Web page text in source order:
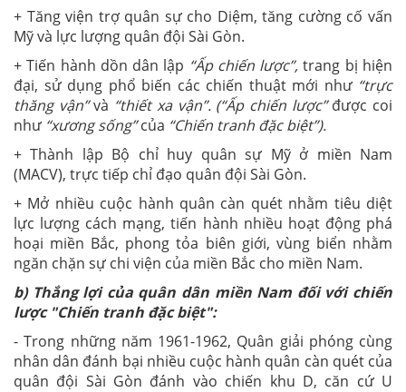
+ Tăng viện trợ quân sự cho Diệm, tăng cường cố vấn
Mỹ và lực lượng quân đội Sài Gòn.
+ Tiến hành dồn dân lập “Ấp chiến lược”, trang bị hiện
đại, sử dụng phổ biến các chiến thuật mới như “trực
thăng vận”và “thiết xa vận”. (“Ấp chiến lược”được coi
như “xương sống”của “Chiến tranh đặc biệt”).
+ Thành lập Bộ chỉ huy quân sự Mỹ ở miền Nam
(MACV), trực tiếp chỉ đạo quân đội Sài Gòn.
+ Mở nhiều cuộc hành quân càn quét nhằm tiêu diệt
lực lượng cách mạng, tiến hành nhiều hoạt động phá
hoại miền Bắc, phong tỏa biên giới, vùng biển nhằm
ngăn chặn sự chi viện của miền Bắc cho miền Nam.
b) Thắng lợi của quân dân miền Nam đối với chiến
lược "Chiến tranh đặc biệt":
- Trong những năm 1961-1962, Quân giải phóng cùng
nhân dân đánh bại nhiều cuộc hành quân càn quét của
quân đội Sài Gòn đánh vào chiến khu D, căn cứ U